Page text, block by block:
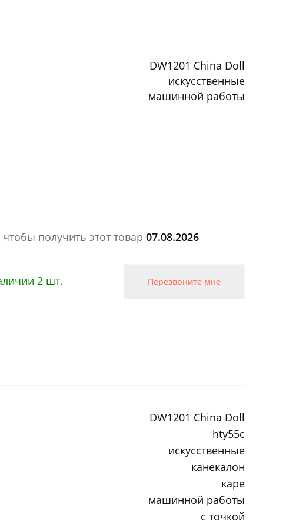
DW1201 China Doll
искусственные
машинной работы
чтобы получить этот товар 07.08.2026
2 шт. Перезвоните мне
DW1201 China Doll
hty55c
искусственные
канекалон
каре
машинной работы
с точкой